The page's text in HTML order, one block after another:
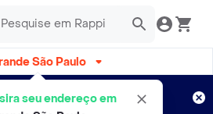
São Paulo
seu endereço em
grátis por 15 dias!
Aplicam T&C